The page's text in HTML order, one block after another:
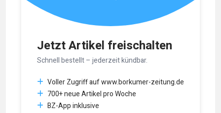
Jetzt Artikel freischalten
Schnell bestellt – jederzeit kündbar.
Voller Zugriff auf www.borkumer-zeitung.de
700+ neue Artikel pro Woche
BZ-App inklusive